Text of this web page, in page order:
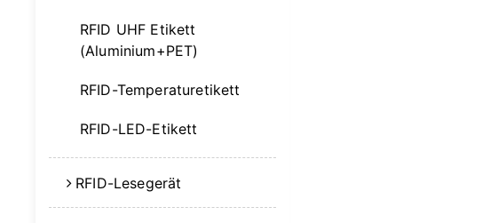
RFID UHF Etikett
(Aluminium+PET)
RFID-Temperaturetikett
RFID-LED-Etikett
RFID-Lesegerät